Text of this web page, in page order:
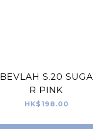
BEVLAH S.20 SUGA
R PINK
HK$198.00